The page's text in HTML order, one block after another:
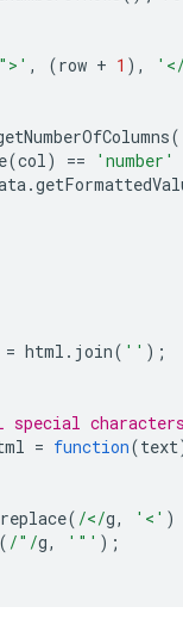
, (row + 1 ),
(col) ==
'number'
.
= html . join( '' );
special
= function(text
replace( /</g, '<' )
( /"/g, '"' );